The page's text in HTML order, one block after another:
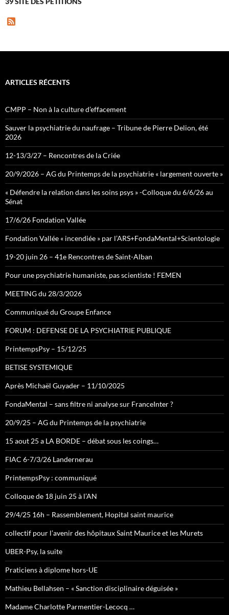
ARTICLES RÉCENTS
CMPP – Non à la culture d’effacement
Sauver la psychiatrie du naufrage – Tribune de Pierre Delion, été
2026
12-13/3/27 – Rencontres de la Criée
20/9/2026 – AG du Printemps de la psychiatrie « largement ouverte »
« Défendre la relation dans les soins psys » -Colloque du 6/6/26 au
Sénat
17/6/26 Fondation Vallée
Fondation Vallée « incendiée » par l’ARS+FondaMental+Scientologie
19-20 juin 26 – 41e Rencontres de Saint-Alban
Pour une psychiatrie humaniste, pas scientiste ! FEMEN
MEETING du 28/3/2026
Communiqué du Groupe Enfance
FORUM : DEFENSE DE LA PSYCHIATRIE PUBLIQUE
PrintempsPsy – 15/12/25
BETISE SYSTEMIQUE
Après Michaël Guyader – 11/10/2025
FondaMental – sans filtre ni analyse sur FranceInter ?
20/9/25 – AG du Printemps de la psychiatrie
15 aout 25 a LA BORDE – débat sous les coings…
FIAC 6-7/3/26 Landernerau
PrintempsPsy : communiqué
Colloque de 18 juin 25 à l’AN
29/4/25 16h – Rassemblement, Hopital saint maurice
collectif pour l’avenir des hôpitaux Saint Maurice et les Murets
UBER-Psy, la suite
Praticiens à diplome hors-UE
Mathieu Bellahsen – « Sanction disciplinaire déguisée »
Madame Charlotte Parmentier-Lecocq …